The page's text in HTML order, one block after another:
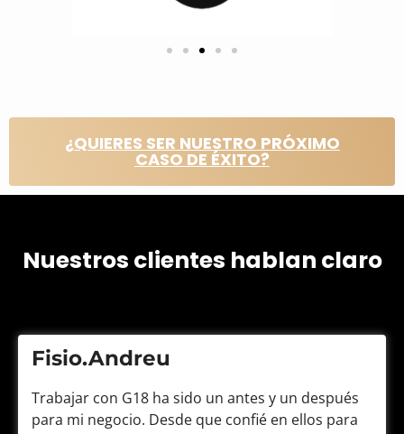
¿QUIERES SER NUESTRO PRÓXIMO
CASO DE ÉXITO?
Nuestros clientes hablan claro
Fisio.Andreu
Trabajar con G18 ha sido un antes y un después
para mi negocio. Desde que confié en ellos para